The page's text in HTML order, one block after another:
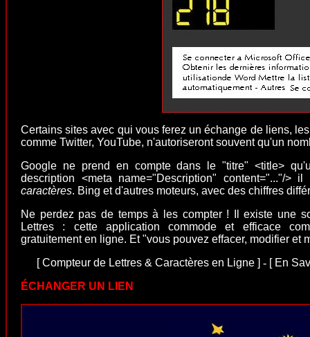
Certains sites avec qui vous ferez un échange de liens,
comme Twitter, YouTube, n'autoriseront souvent qu'un
Google ne prend en compte dans le "titre" <title>
description <meta name="Description" content="..."/>
caractères. Bing et d'autres moteurs, avec des chiffres
Ne perdez pas de temps à les compter ! Il existe une
Lettres : cette application commode et efficace
gratuitement en ligne. Et "vous pouvez effacer, modifier et
[Compteur de Lettres & Caractères en Ligne ] - [ En
ÉCHANGER UN LIEN